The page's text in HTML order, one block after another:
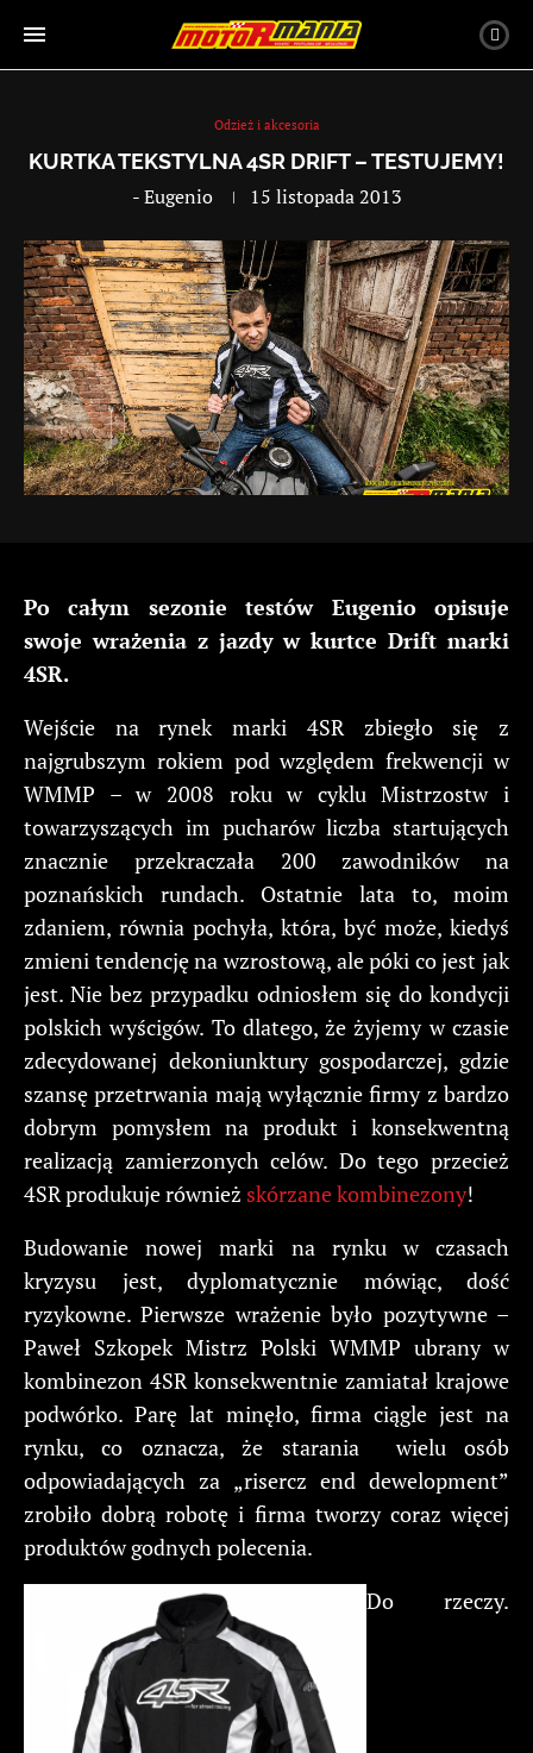
Odzież i akcesoria
KURTKA TEKSTYLNA 4SR DRIFT – TESTUJEMY!
-Eugenio 15 listopada 2013
Po całym sezonie testów Eugenio opisuje
swoje wrażenia z jazdy w kurtce Drift marki
4SR.
Wejście na rynek marki 4SR zbiegło się z
najgrubszym rokiem pod względem frekwencji w
WMMP – w 2008 roku w cyklu Mistrzostw i
towarzyszących im pucharów liczba startujących
znacznie przekraczała 200 zawodników na
poznańskich rundach. Ostatnie lata to, moim
zdaniem, równia pochyła, która, być może, kiedyś
zmieni tendencję na wzrostową, ale póki co jest jak
jest. Nie bez przypadku odniosłem się do kondycji
polskich wyścigów. To dlatego, że żyjemy w czasie
zdecydowanej dekoniunktury gospodarczej, gdzie
szansę przetrwania mają wyłącznie firmy z bardzo
dobrym pomysłem na produkt i konsekwentną
realizacją zamierzonych celów. Do tego przecież
4SR produkuje również skórzane kombinezony!
Budowanie nowej marki na rynku w czasach
kryzysu jest, dyplomatycznie mówiąc, dość
ryzykowne. Pierwsze wrażenie było pozytywne –
Paweł Szkopek Mistrz Polski WMMP ubrany w
kombinezon 4SR konsekwentnie zamiatał krajowe
podwórko. Parę lat minęło, firma ciągle jest na
rynku, co oznacza, że starania wielu osób
odpowiadających za „risercz end dewelopment”
zrobiło dobrą robotę i firma tworzy coraz więcej
produktów godnych polecenia.
Do rzeczy.